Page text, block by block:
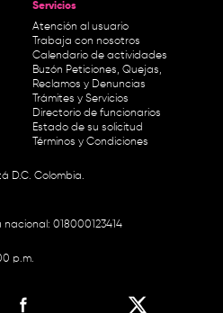
Servicios
Atención al usuario
Trabaja con nosotros
Calendario de actividades
Buzón Peticiones, Quejas,
Reclamos y Denuncias
Trámites y Servicios
Directorio de funcionarios
Estado de su solicitud
Términos y Condiciones
D.C. Colombia.
018000123414
p.m.